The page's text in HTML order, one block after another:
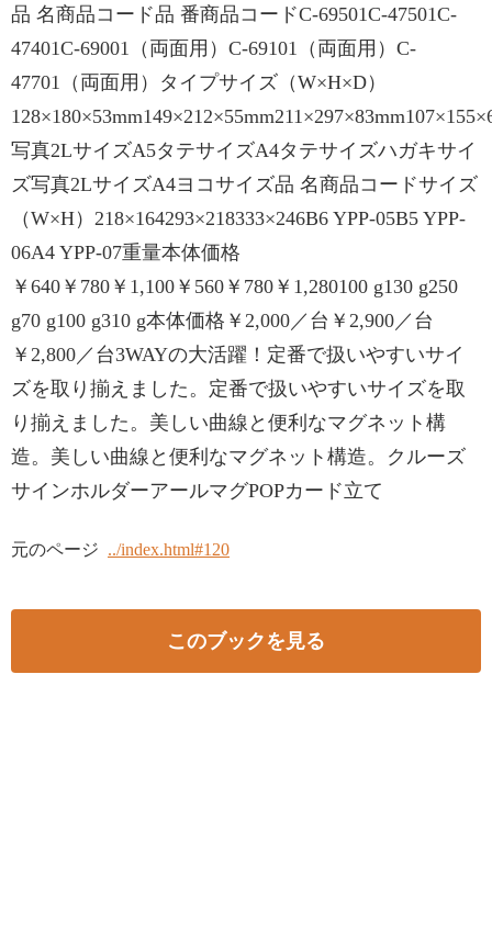
品 名商品コード品 番商品コードC-69501C-47501C-
47401C-69001（両面用）C-69101（両面用）C-
47701（両面用）タイプサイズ（W×H×D）
写真2LサイズA5タテサイズA4タテサイズハガキサイ
ズ写真2LサイズA4ヨコサイズ品 名商品コードサイズ
（W×H）218×164293×218333×246B6 YPP-05B5 YPP-
06A4 YPP-07重量本体価格
￥640￥780￥1,100￥560￥780￥1,280100 g130 g250
g70 g100 g310 g本体価格￥2,000／台￥2,900／台
￥2,800／台3WAYの大活躍！定番で扱いやすいサイ
ズを取り揃えました。定番で扱いやすいサイズを取
り揃えました。美しい曲線と便利なマグネット構
造。美しい曲線と便利なマグネット構造。クルーズ
サインホルダーアールマグPOPカード立て
元のページ ../index.html#120
このブックを見る